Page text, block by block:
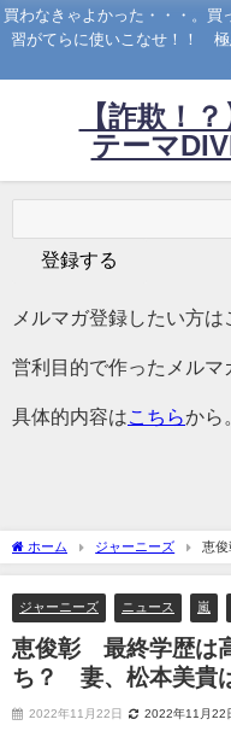
買わなきゃよかった・・・。買
習がてらに使いこなせ！！
【詐欺！
テーマ
メルマガ登録したい方は
営利目的で作ったメルマ
具体的内容は こちらから
ホーム ジャーニーズ
恵
妻、松本美貴は元ホンジャマカ
ジャーニーズ ニュース 嵐
恵俊彰 最終学歴は
ち？ 妻、松本美貴
2022年11月22日 2022年11月22